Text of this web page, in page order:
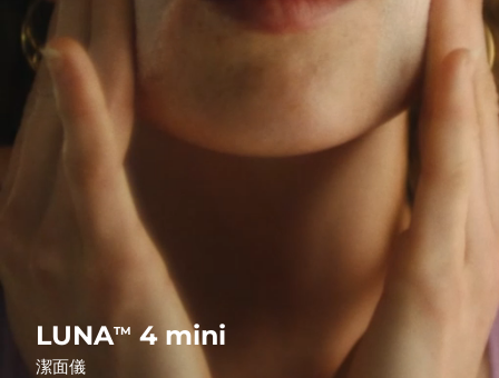
LUNATM 4 mini
潔面儀
我的訂閱
發貨國家
美國 預計送達日期
英國 預計送達日期
預計送達日期
預計送達日期
預計送達日期
德國 預計送達日期